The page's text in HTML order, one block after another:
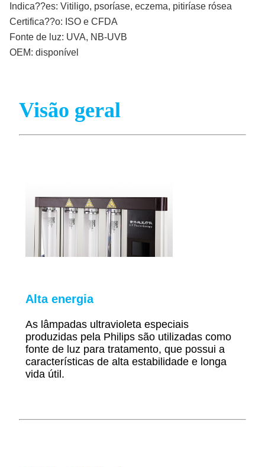
Indica??es: Vitiligo, psoríase, eczema, pitiríase rósea
Certifica??o: ISO e CFDA
Fonte de luz: UVA, NB-UVB
OEM: disponível
Visão geral
Alta energia
As lâmpadas ultravioleta especiais
produzidas pela Philips são utilizadas como
fonte de luz para tratamento, que possui a
características de alta estabilidade e longa
vida útil.